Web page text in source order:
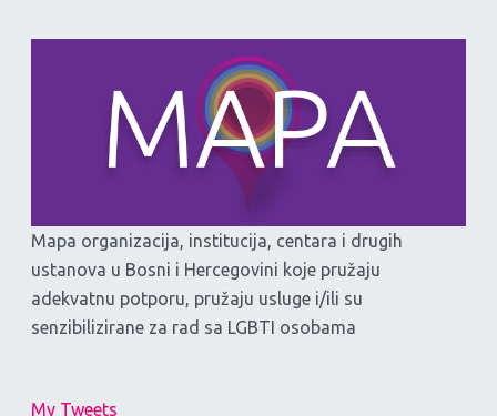
Mapa organizacija, institucija, centara i drugih
ustanova u Bosni i Hercegovini koje pružaju
adekvatnu potporu, pružaju usluge i/ili su
senzibilizirane za rad sa LGBTI osobama
My Tweets